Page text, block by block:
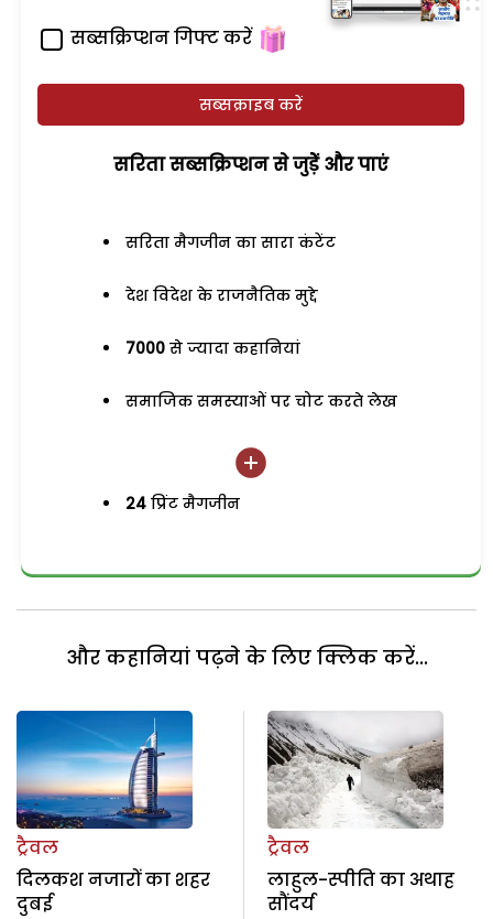
सब्सक्रिप्शन गिफ्ट करें
सब्सक्राइब करें
सरिता सब्सक्रिप्शन से जुड़ेें और पाएं
सरिता मैगजीन का सारा कंटेंट
देश विदेश के राजनैतिक मुद्दे
7000 से ज्यादा कहानियां
समाजिक समस्याओं पर चोट करते लेख
24 प्रिंट मैगजीन
और कहानियां पढ़ने के लिए क्लिक करें...
ट्रैवल
दिलकश नजारों का शहर
दुबई
ट्रैवल
लाहुल-स्पीति का अथाह
सौंदर्य